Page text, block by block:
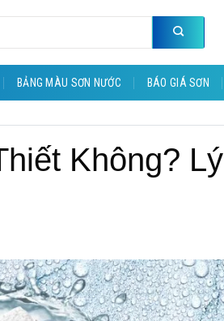
BẢNG MÀU SƠN NƯỚC BÁO GIÁ SƠN
Không? Lý